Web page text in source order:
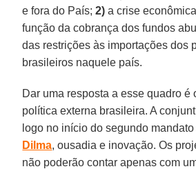
e fora do País;2) a crise
função da cobrança dos fundos
das restrições às importações dos
brasileiros naquele país.
Dar uma resposta a esse quadro é
política externa brasileira. A
logo no início do segundo
Dilma, ousadia e inovação. Os
não poderão contar apenas com